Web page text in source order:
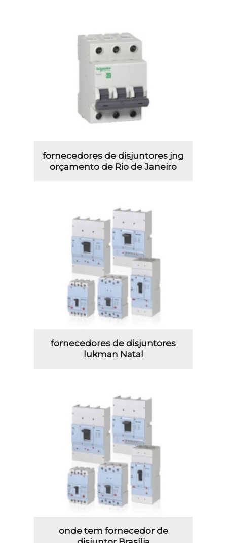
fornecedores de disjuntores jng
orçamento de Rio de Janeiro
fornecedores de disjuntores
lukman Natal
onde tem fornecedor de